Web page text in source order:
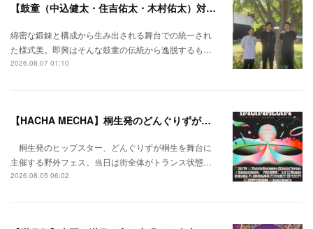
【鼓童（中込健太・住吉佑太・木村佑太）対談】即興で得られる新たな感覚。
綿密な鍛錬と構成から生み出される舞台での統一され
た様式美。即興はそんな鼓童の伝統から逸脱するも…
2026.08.07 01:10
【HACHA MECHA】桐生発のどんぐりずが桐生をハチャメチャに彩る。
桐生発のヒップスター、どんぐりずが桐生を舞台に
主催する野外フェス。当日は街全体がトランス状態…
2026.08.05 06:02